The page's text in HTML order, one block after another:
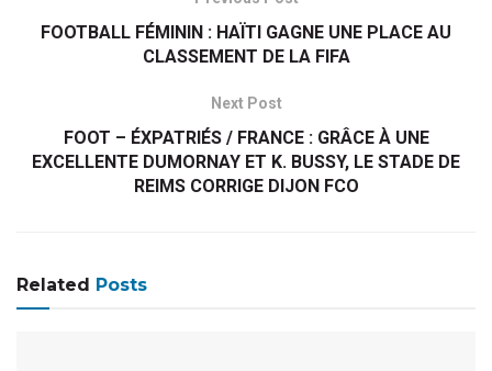
FOOTBALL FÉMININ : HAÏTI GAGNE UNE PLACE AU
CLASSEMENT DE LA FIFA
Next Post
FOOT – ÉXPATRIÉS / FRANCE : GRÂCE À UNE
EXCELLENTE DUMORNAY ET K. BUSSY, LE STADE DE
REIMS CORRIGE DIJON FCO
Related Posts